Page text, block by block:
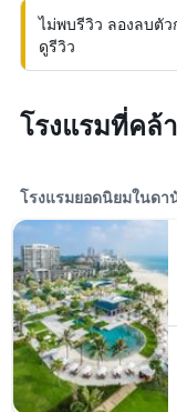
ไม่พบรีวิว ลองลบตั
ดูรีวิว
โรงแรมที่คล้
โรงแรมยอดนิยมในดา